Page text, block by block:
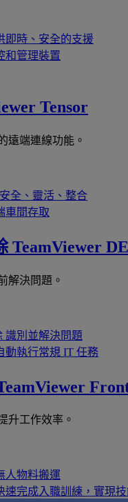
即時、安全的支援
和管理裝置
Tensor
遠端連線功能。
安全、靈活、整合
車間存取
TeamViewer
解決問題。
識別並解決問題
動執行常規 IT 任務
升工作效率。
人物料搬運
速完成入職訓練，實現